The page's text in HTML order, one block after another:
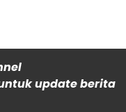
update berita